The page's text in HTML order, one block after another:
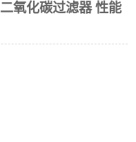
氧化碳过滤器 性能